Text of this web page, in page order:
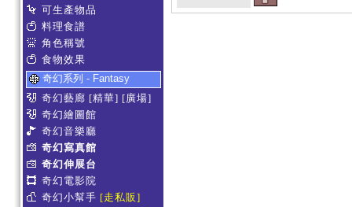
可生產物品
料理食譜
角色稱號
食物效果
奇幻系列 - Fantasy
奇幻藝廊 [精華] [廣場]
奇幻繪圖館
奇幻音樂廳
奇幻寫真館
奇幻伸展台
奇幻電影院
奇幻小幫手 [走私販]